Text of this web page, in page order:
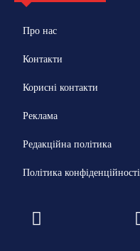
Про нас
Контакти
Корисні контакти
Реклама
Редакційна політика
Політика конфіденційності